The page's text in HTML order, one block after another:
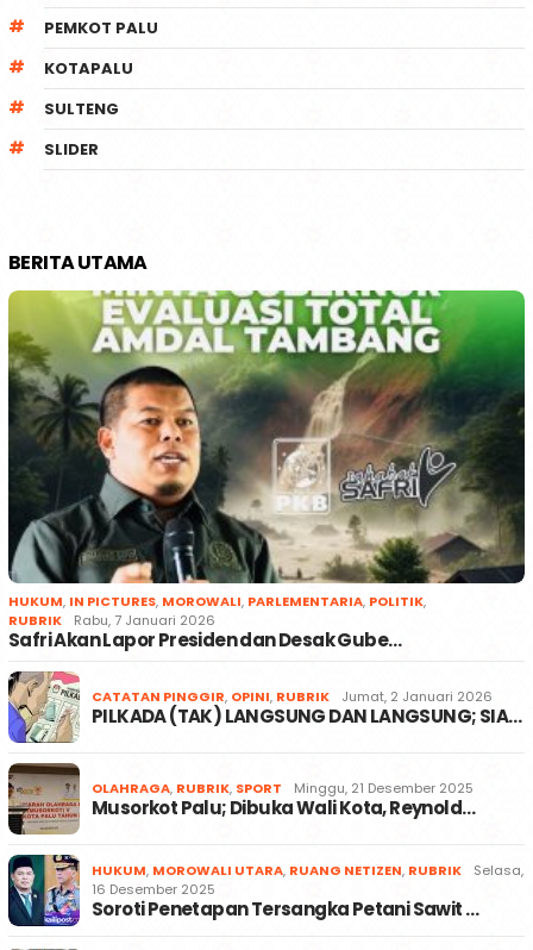
PEMKOT PALU
KOTAPALU
SULTENG
SLIDER
BERITA UTAMA
HUKUM, IN PICTURES, MOROWALI, PARLEMENTARIA, POLITIK,
RUBRIK
Rabu, 7 Januari 2026
Safri Akan Lapor Presiden dan Desak Gube…
CATATAN PINGGIR, OPINI, RUBRIK Jumat, 2 Januari 2026
PILKADA (TAK) LANGSUNG DAN LANGSUNG; SIA…
OLAHRAGA, RUBRIK, SPORT Minggu, 21 Desember 2025
Musorkot Palu; Dibuka Wali Kota, Reynold…
HUKUM, MOROWALI UTARA, RUANG NETIZEN, RUBRIK
Selasa,
16 Desember 2025
Soroti Penetapan Tersangka Petani Sawit …